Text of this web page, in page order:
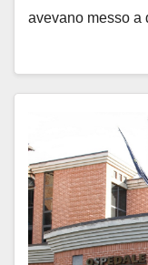
avevano messo